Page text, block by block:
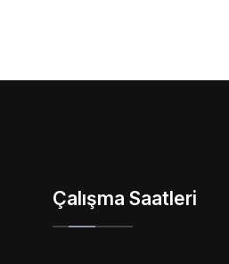
Çalışma Saatleri